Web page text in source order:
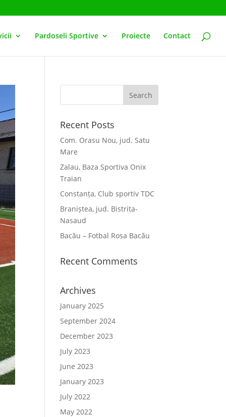
Pardoseli Sportive Proiecte Contact
Recent Posts
Com. Orasu Nou, jud. Satu
Mare
Zalau, Baza Sportiva Onix
Traian
Constanța, Club sportiv TDC
Braniștea, jud. Bistrita-
Nasaud
Bacău – Fotbal Rosa Bacău
Recent Comments
Archives
January 2025
September 2024
December 2023
July 2023
June 2023
January 2023
July 2022
May 2022